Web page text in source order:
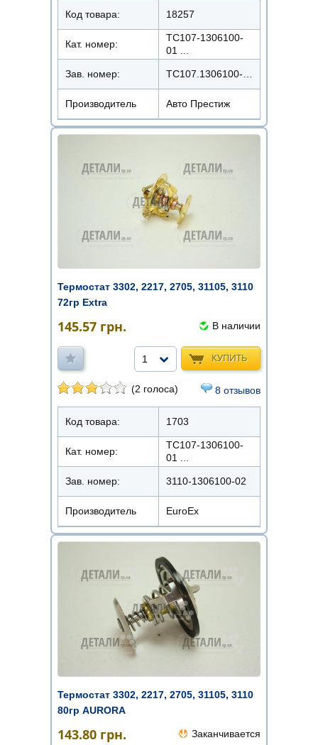
Код товара: 18257
Кат. номер:
ТС107-1306100-
01 ...
Зав. номер:
Производитель Авто Престиж
Термостат 3302, 2217, 2705, 31105, 3110
72гр Extra
145.57 грн. В наличии
КУПИТЬ
1
(2 голоса) 8 отзывов
Код товара: 1703
Кат. номер:
ТС107-1306100-
01 ...
Зав. номер: 3110-1306100-02
Производитель EuroEx
Термостат 3302, 2217, 2705, 31105, 3110
80гр AURORA
143.80 грн. Заканчивается